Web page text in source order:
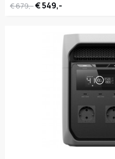
€ 679,-€ 549,-